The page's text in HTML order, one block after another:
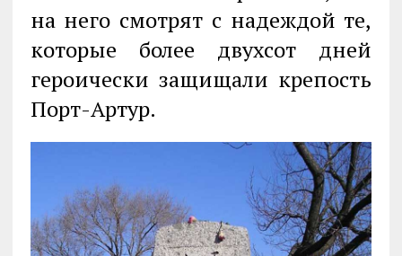
на него смотрят с надеждой те,
которые более двухсот дней
героически защищали крепость
Порт-Артур.